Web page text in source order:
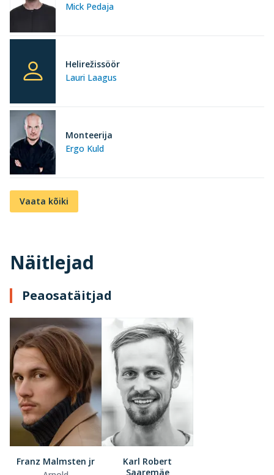
Mick Pedaja
Lauri Laagus
Helirežissöör
Ergo Kuld
Monteerija
Vaata kõiki
Näitlejad
Peaosatäitjad
Franz Malmsten jr
Karl Robert
Saaremäe